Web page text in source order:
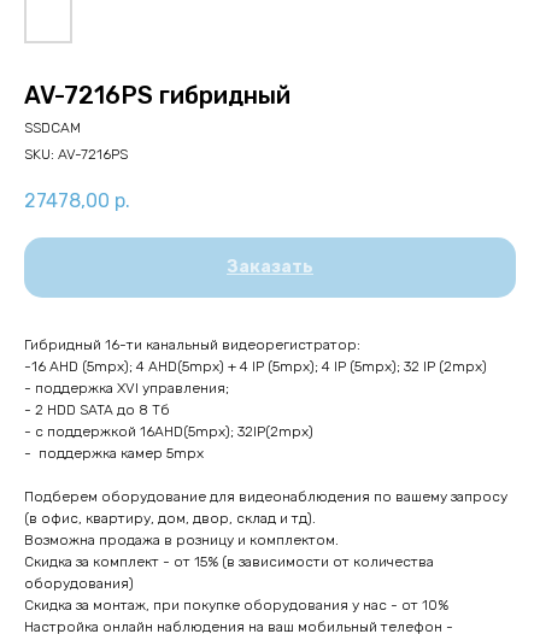
AV-7216PS гибридный
SSDCAM
SKU: AV-7216PS
27478,00 р.
Заказать
Гибридный 16-ти канальный видеорегистратор:
-16 AHD (5mpx); 4 AHD(5mpx) + 4 IP (5mpx); 4 IP (5mpx); 32 IP (2mpx)
- поддержка XVI управления;
- 2 HDD SATA до 8 Тб
- с поддержкой 16AHD(5mpx); 32IP(2mpx)
- поддержка камер 5mpx
Подберем оборудование для видеонаблюдения по вашему запросу
(в офис, квартиру, дом, двор, склад и тд).
Возможна продажа в розницу и комплектом.
Скидка за комплект - от 15% (в зависимости от количества
оборудования)
Скидка за монтаж, при покупке оборудования у нас - от 10%
Настройка онлайн наблюдения на ваш мобильный телефон -